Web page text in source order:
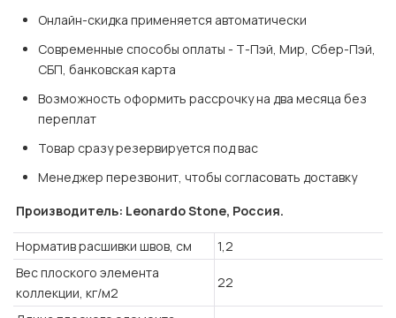
Онлайн-скидка применяется автоматически
Современные способы оплаты - Т-Пэй, Мир, Сбер-Пэй,
СБП, банковская карта
Возможность оформить рассрочку на два месяца без
переплат
Товар сразу резервируется под вас
Менеджер перезвонит, чтобы согласовать доставку
Производитель: Leonardo Stone, Россия.
Норматив расшивки швов, см
1,2
Вес плоского элемента
коллекции, кг/м2
22